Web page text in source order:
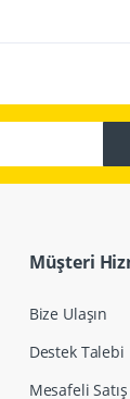
Müşteri
Bize Ulaşın
Destek Talebi
Mesafeli